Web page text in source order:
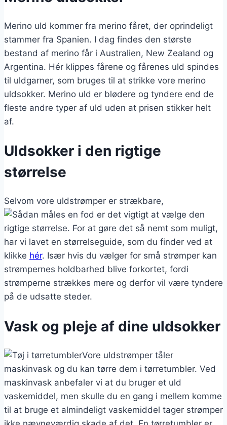
Merino uld kommer fra merino fåret, der oprindeligt
stammer fra Spanien. I dag findes den største
bestand af merino får i Australien, New Zealand og
Argentina. Hér klippes fårene og fårenes uld spindes
til uldgarner, som bruges til at strikke vore merino
uldsokker. Merino uld er blødere og tyndere end de
fleste andre typer af uld uden at prisen stikker helt
af.
Uldsokker i den rigtige
størrelse
Selvom vore uldstrømper er strækbare,
er det vigtigt at vælge den
rigtige størrelse. For at gøre det så nemt som muligt,
har vi lavet en størrelseguide, som du finder ved at
klikke hér. Især hvis du vælger for små strømper kan
strømpernes holdbarhed blive forkortet, fordi
strømperne strækkes mere og derfor vil være tyndere
på de udsatte steder.
Vask og pleje af dine uldsokker
Vore uldstrømper tåler
maskinvask og du kan tørre dem i tørretumbler. Ved
maskinvask anbefaler vi at du bruger et uld
vaskemiddel, men skulle du en gang i mellem komme
til at bruge et almindeligt vaskemiddel tager strømper